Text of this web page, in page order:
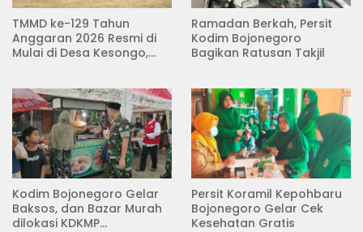
TMMD ke-129 Tahun
Anggaran 2026 Resmi di
Mulai di Desa Kesongo,
Ramadan Berkah, Persit
Kodim Bojonegoro
Bagikan Ratusan Takjil
Kodim Bojonegoro Gelar
Baksos, dan Bazar Murah
dilokasi KDKMP
Persit Koramil Kepohbaru
Bojonegoro Gelar Cek
Kesehatan Gratis